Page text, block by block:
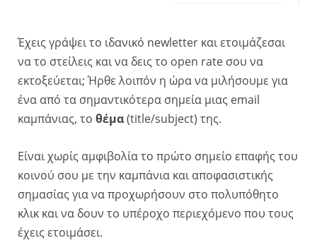
Έχεις γράψει το ιδανικό newletter και ετοιμάζεσαι
να το στείλεις και να δεις το open rate σου να
εκτοξεύεται; Ήρθε λοιπόν η ώρα να μιλήσουμε για
ένα από τα σημαντικότερα σημεία μιας email
καμπάνιας, το θέμα(title/subject) της.
Είναι χωρίς αμφιβολία το πρώτο σημείο επαφής του
κοινού σου με την καμπάνια και αποφασιστικής
σημασίας για να προχωρήσουν στο πολυπόθητο
κλικ και να δουν το υπέροχο περιεχόμενο που τους
έχεις ετοιμάσει.